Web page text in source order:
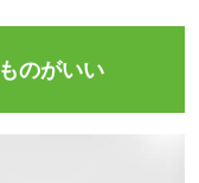
のがいい